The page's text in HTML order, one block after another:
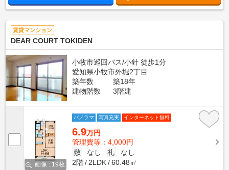
賃貸マンション
DEAR COURT TOKIDEN
小牧市巡回バス/小針 徒歩1分
愛知県小牧市外堀2丁目
築年数
築18年
建物階数
3階建
画像 : 19枚
パノラマ 写真充実 インターネット無料
6.9万円
管理費等：4,000円
敷
なし 礼
なし
2階
2LDK 60.48㎡